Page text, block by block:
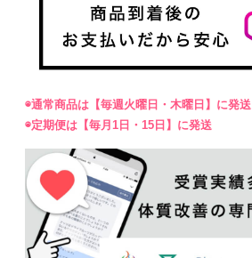
◉通常商品は【毎週火曜日・木曜日】に発送
◉定期便は【毎月1日・15日】に発送